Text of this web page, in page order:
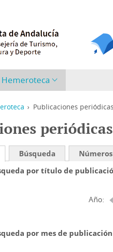
Hemeroteca
› Publicaciones
Búsqueda
por título de
Año:
por mes de publicación